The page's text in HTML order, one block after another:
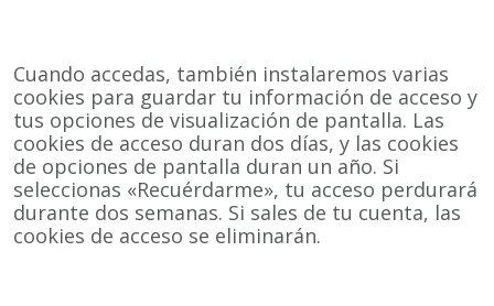
Cuando accedas, también instalaremos varias
cookies para guardar tu información de acceso y
tus opciones de visualización de pantalla. Las
cookies de acceso duran dos días, y las cookies
de opciones de pantalla duran un año. Si
seleccionas «Recuérdarme», tu acceso perdurará
durante dos semanas. Si sales de tu cuenta, las
cookies de acceso se eliminarán.